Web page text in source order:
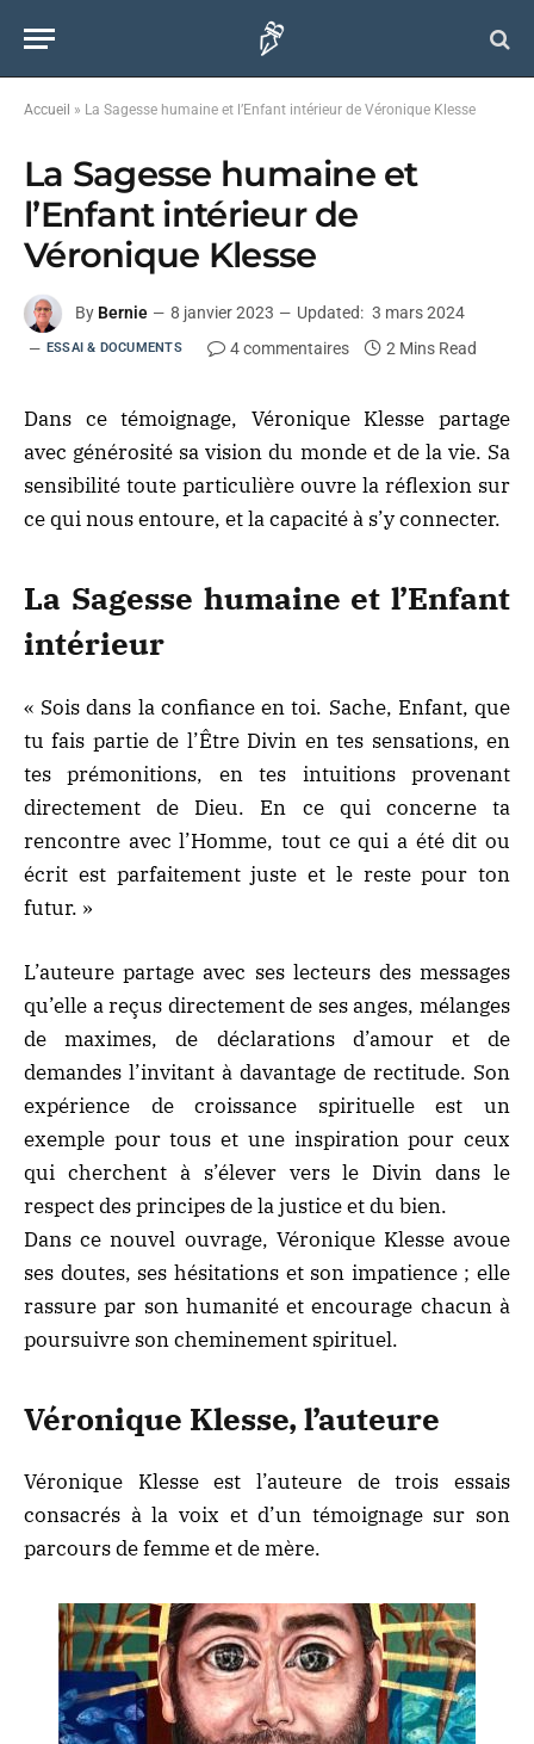
Accueil » La Sagesse humaine et l’Enfant intérieur de Véronique Klesse
La Sagesse humaine et
l’Enfant intérieur de
Véronique Klesse
By Bernie 8 janvier 2023 Updated: 3 mars 2024
ESSAI & DOCUMENTS 4 commentaires 2 Mins Read
Dans ce témoignage, Véronique Klesse partage
avec générosité sa vision du monde et de la vie. Sa
sensibilité toute particulière ouvre la réflexion sur
ce qui nous entoure, et la capacité à s’y connecter.
La Sagesse humaine et l’Enfant
intérieur
« Sois dans la confiance en toi. Sache, Enfant, que
tu fais partie de l’Être Divin en tes sensations, en
tes prémonitions, en tes intuitions provenant
directement de Dieu. En ce qui concerne ta
rencontre avec l’Homme, tout ce qui a été dit ou
écrit est parfaitement juste et le reste pour ton
futur. »
L’auteure partage avec ses lecteurs des messages
qu’elle a reçus directement de ses anges, mélanges
de maximes, de déclarations d’amour et de
demandes l’invitant à davantage de rectitude. Son
expérience de croissance spirituelle est un
exemple pour tous et une inspiration pour ceux
qui cherchent à s’élever vers le Divin dans le
respect des principes de la justice et du bien.
Dans ce nouvel ouvrage, Véronique Klesse avoue
ses doutes, ses hésitations et son impatience ; elle
rassure par son humanité et encourage chacun à
poursuivre son cheminement spirituel.
Véronique Klesse, l’auteure
Véronique Klesse est l’auteure de trois essais
consacrés à la voix et d’un témoignage sur son
parcours de femme et de mère.